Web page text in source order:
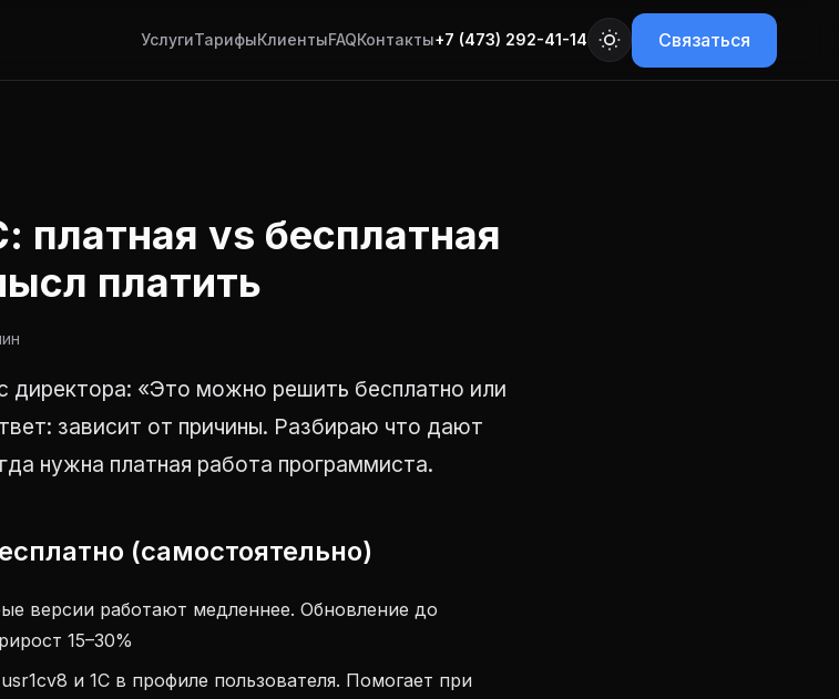
УслугиТарифыКлиентыFAQКонтакты+7 (473) 292-41-14 Связаться
платная vs бесплатная
платить
директора: «Это можно решить бесплатно или
зависит от причины. Разбираю что дают
нужна платная работа программиста.
(самостоятельно)
версии работают медленнее. Обновление до
15–30%
и 1C в профиле пользователя. Помогает при